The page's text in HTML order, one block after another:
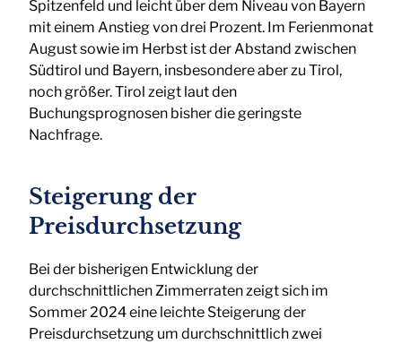
Spitzenfeld und leicht über dem Niveau von Bayern
mit einem Anstieg von drei Prozent. Im Ferienmonat
August sowie im Herbst ist der Abstand zwischen
Südtirol und Bayern, insbesondere aber zu Tirol,
noch größer. Tirol zeigt laut den
Buchungsprognosen bisher die geringste
Nachfrage.
Steigerung der
Preisdurchsetzung
Bei der bisherigen Entwicklung der
durchschnittlichen Zimmerraten zeigt sich im
Sommer 2024 eine leichte Steigerung der
Preisdurchsetzung um durchschnittlich zwei